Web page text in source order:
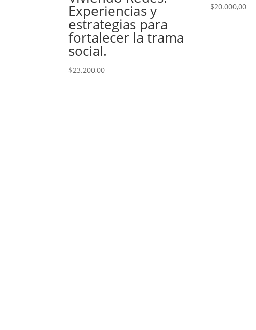
Experiencias y
estrategias para
fortalecer la trama
social.
$23.200,00
$20.000,00